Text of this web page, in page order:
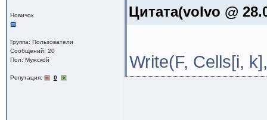
Новичок
Группа: Пользователи
Сообщений: 20
Пол: Мужской
Репутация: 0
Цитата(volvo @
Write(F, Cells[i,